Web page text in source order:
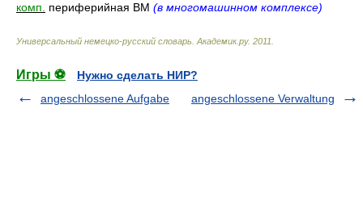
комп.
периферийная ВМ (в многомашинном комплексе)
Универсальный немецко-русский словарь Академик.ру. 2011
Игры ⚽
Нужно сделать НИР?
angeschlossene Aufgabe
angeschlossene Verwaltung